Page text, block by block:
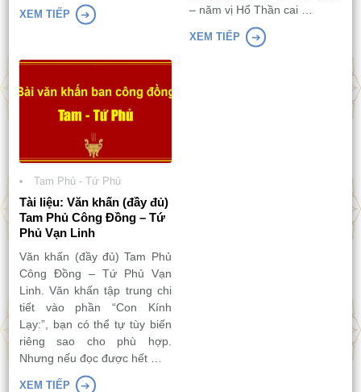
XEM TIẾP
– năm vị Hổ Thần cai …
XEM TIẾP
Tam Phủ - Tứ Phủ
Tài liệu: Văn khấn (đầy đủ)
Tam Phủ Công Đồng – Tứ
Phủ Vạn Linh
Văn khấn (đầy đủ) Tam Phủ
Công Đồng – Tứ Phủ Vạn
Linh. Văn khấn tập trung chi
tiết vào phần “Con Kính
Lạy:”, bạn có thể tự tùy biến
riêng sao cho phù hợp.
Nhưng nếu đọc được hết …
XEM TIẾP